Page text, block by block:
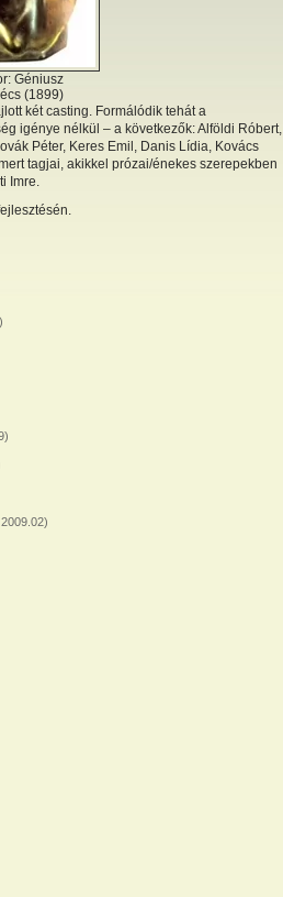
Géniusz
(1899)
két casting. Formálódik tehát a
igénye nélkül – a következők: Alföldi Róbert,
Péter, Keres Emil, Danis Lídia, Kovács
tagjai, akikkel prózai/énekes szerepekben
Imre.